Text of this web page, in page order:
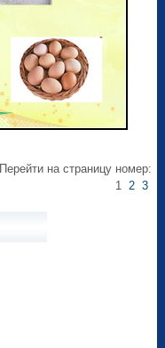
Перейти на страницу номер:
1 2 3